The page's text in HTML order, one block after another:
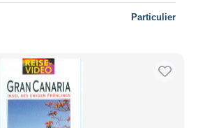
Particulier